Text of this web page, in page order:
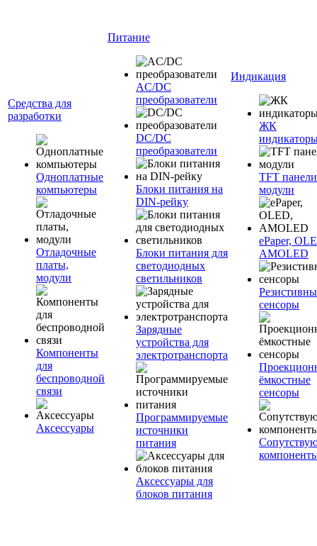
Средства для
разработки
Одноплатные
компьютеры
Отладочные
платы,
модули
Компоненты
для
беспроводной
связи
Аксессуары
Питание
AC/DC
преобразователи
DC/DC
преобразователи
Блоки питания на
DIN-рейку
Блоки питания для
светодиодных
светильников
Зарядные
устройства для
электротранспорта
Программируемые
источники
питания
Аксессуары для
блоков питания
Индикация
ЖК
TFT
модули
ePaper,
AMOLED
сенсоры
ёмкостные
сенсоры